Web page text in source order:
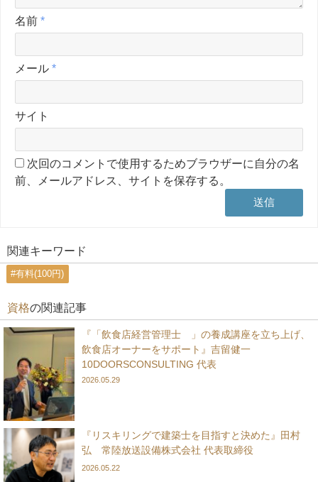
名前 *
メール *
サイト
次回のコメントで使用するためブラウザーに自分の名
前、メールアドレス、サイトを保存する。
関連キーワード
#有料(100円)
資格の関連記事
『「飲食店経営管理士®」の養成講座を立ち上げ、
飲食店オーナーをサポート』吉留健一
10DOORSCONSULTING 代表
2026.05.29
『リスキリングで建築士を目指すと決めた』田村
弘 常陸放送設備株式会社 代表取締役
2026.05.22